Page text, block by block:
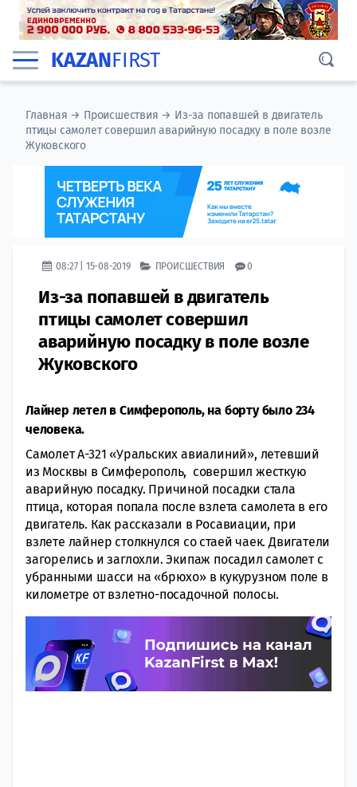
KAZANFIRST
Главная → Происшествия → Из-за попавшей в двигатель
птицы самолет совершил аварийную посадку в поле возле
Жуковского
08:27 | 15-08-2019 ПРОИСШЕСТВИЯ 0
Из-за попавшей в двигатель
птицы самолет совершил
аварийную посадку в поле возле
Жуковского
Лайнер летел в Симферополь, на борту было 234
человека.
Самолет А-321 «Уральских авиалиний», летевший
из Москвы в Симферополь, совершил жесткую
аварийную посадку. Причиной посадки стала
птица, которая попала после взлета самолета в его
двигатель. Как рассказали в Росавиации, при
взлете лайнер столкнулся со стаей чаек. Двигатели
загорелись и заглохли. Экипаж посадил самолет с
убранными шасси на «брюхо» в кукурузном поле в
километре от взлетно-посадочной полосы.